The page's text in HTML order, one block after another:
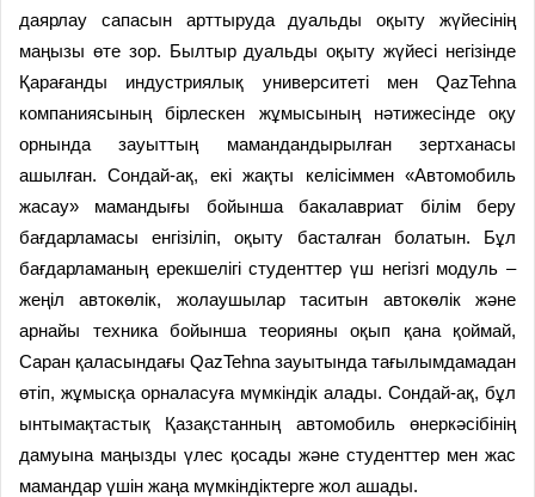
даярлау сапасын арттыруда дуальды оқыту жүйесінің
маңызы өте зор. Былтыр дуальды оқыту жүйесі негізінде
Қарағанды индустриялық университеті мен QazTehna
компаниясының бірлескен жұмысының нәтижесінде оқу
орнында зауыттың мамандандырылған зертханасы
ашылған. Сондай-ақ, екі жақты келісіммен «Автомобиль
жасау» мамандығы бойынша бакалавриат білім беру
бағдарламасы енгізіліп, оқыту басталған болатын. Бұл
бағдарламаның ерекшелігі студенттер үш негізгі модуль –
жеңіл автокөлік, жолаушылар таситын автокөлік және
арнайы техника бойынша теорияны оқып қана қоймай,
Саран қаласындағы QazTehna зауытында тағылымдамадан
өтіп, жұмысқа орналасуға мүмкіндік алады. Сондай-ақ, бұл
ынтымақтастық Қазақстанның автомобиль өнеркәсібінің
дамуына маңызды үлес қосады және студенттер мен жас
мамандар үшін жаңа мүмкіндіктерге жол ашады.